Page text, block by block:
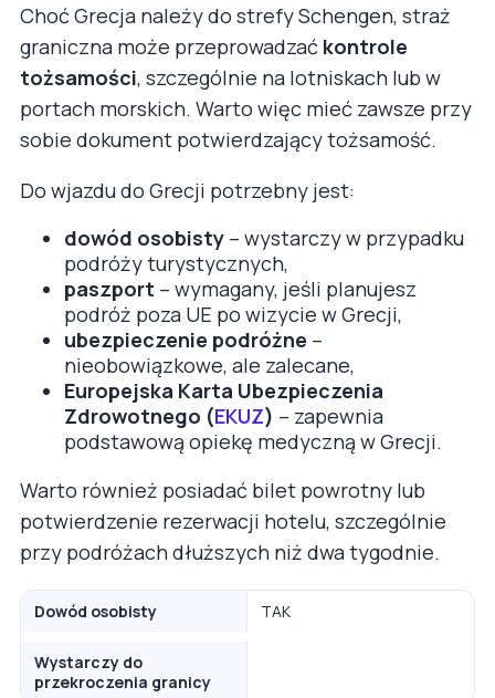
Choć Grecja należy do strefy Schengen, straż
graniczna może przeprowadzać kontrole
tożsamości, szczególnie na lotniskach lub w
portach morskich. Warto więc mieć zawsze przy
sobie dokument potwierdzający tożsamość.
Do wjazdu do Grecji potrzebny jest:
dowód osobisty – wystarczy w przypadku
podróży turystycznych,
paszport – wymagany, jeśli planujesz
podróż poza UE po wizycie w Grecji,
ubezpieczenie podróżne –
nieobowiązkowe, ale zalecane,
Europejska Karta Ubezpieczenia
Zdrowotnego (EKUZ) – zapewnia
podstawową opiekę medyczną w Grecji.
Warto również posiadać bilet powrotny lub
potwierdzenie rezerwacji hotelu, szczególnie
przy podróżach dłuższych niż dwa tygodnie.
Dowód osobisty TAK
Wystarczy do
przekroczenia granicy